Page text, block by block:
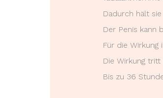
Dadurch hält
Der Penis kann
Für die
Die Wirkung
Bis zu 36